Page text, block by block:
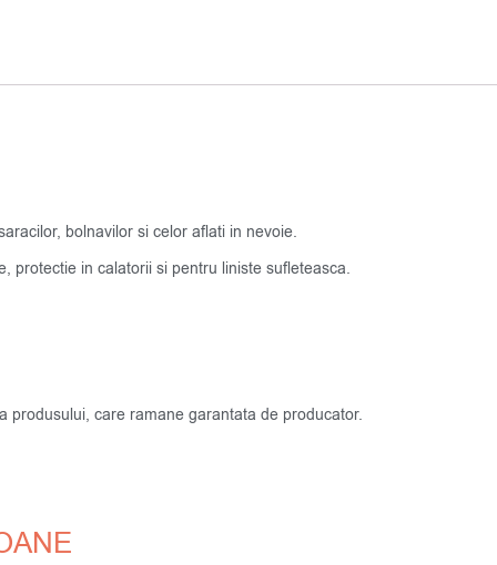
bolnavilor si celor aflati in nevoie.
protectie in calatorii si pentru liniste sufleteasca.
produsului, care ramane garantata de producator.